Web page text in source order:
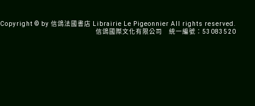
Copyright © by 信鴿法國書店 Librairie Le Pigeonnier All rights reserved.
信鴿國際文化有限公司 統一編號：53083520